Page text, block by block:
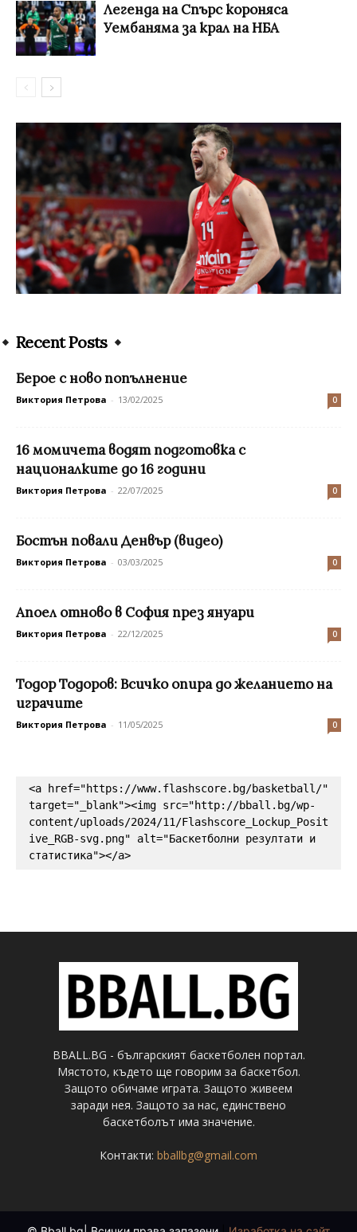
Легенда на Спърс короняса
Уембаняма за крал на НБА
Recent Posts
Берое с ново попълнение
Виктория Петрова - 13/02/2025 0
16 момичета водят подготовка с
националките до 16 години
Виктория Петрова - 22/07/2025 0
Бостън повали Денвър (видео)
Виктория Петрова - 03/03/2025 0
Апоел отново в София през януари
Виктория Петрова - 22/12/2025 0
Тодор Тодоров: Всичко опира до желанието на
играчите
Виктория Петрова - 11/05/2025 0
<a href="https://www.flashscore.bg/basketball/"
target="_blank"><img src="http://bball.bg/wp-
content/uploads/2024/11/Flashscore_Lockup_Posit
ive_RGB-svg.png" alt="Баскетболни резултати и
статистика"></a>
BBALL.BG - българският баскетболен портал.
Мястото, където ще говорим за баскетбол.
Защото обичаме играта. Защото живеем
заради нея. Защото за нас, единствено
баскетболът има значение.
Контакти: bballbg@gmail.com